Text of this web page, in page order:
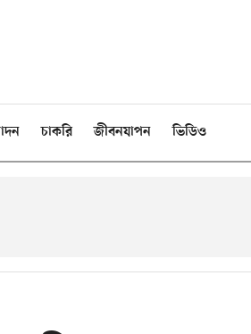
চাকরি জীবনযাপন ভিডিও